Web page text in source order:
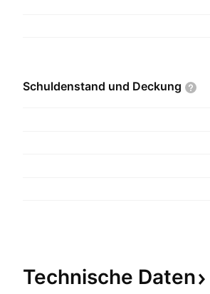
Schuldenstand und Deckung
Technische Daten